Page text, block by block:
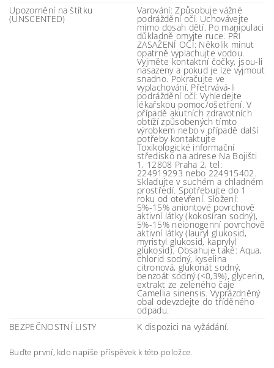
Upozornění na štítku
(UNSCENTED)
Varování: Způsobuje vážné
podráždění očí. Uchovávejte
mimo dosah dětí. Po manipulaci
důkladně omyjte ruce. PŘI
ZASAŽENÍ OČÍ: Několik minut
opatrně vyplachujte vodou.
Vyjměte kontaktní čočky, jsou-li
nasazeny a pokud je lze vyjmout
snadno. Pokračujte ve
vyplachování. Přetrvává-li
podráždění očí: Vyhledejte
lékařskou pomoc/ošetření. V
případě akutních zdravotních
obtíží způsobených tímto
výrobkem nebo v případě další
potřeby kontaktujte
Toxikologické informační
středisko na adrese Na Bojišti
1, 12808 Praha 2, tel:
224919293 nebo 224915402.
Skladujte v suchém a chladném
prostředí. Spotřebujte do 1
roku od otevření. Složení:
5%-15% aniontové povrchově
aktivní látky (kokosíran sodný),
5%-15% neionogenní povrchově
aktivní látky (lauryl glukosid,
myristyl glukosid, kaprylyl
glukosid). Obsahuje také: Aqua,
chlorid sodný, kyselina
citronová, glukonát sodný,
benzoát sodný (<0,3%), glycerin,
extrakt ze zeleného čaje
Camellia sinensis. Vyprázdněný
obal odevzdejte do tříděného
odpadu.
BEZPEČNOSTNÍ LISTY
K dispozici na vyžádání.
Buďte první, kdo napíše příspěvek k této položce.